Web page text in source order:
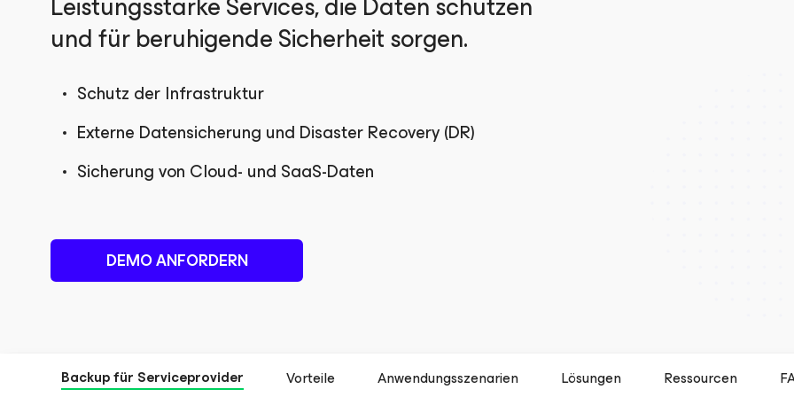
und für beruhigende Sicherheit sorgen.
Schutz der Infrastruktur
Externe Datensicherung und Disaster Recovery (DR)
Sicherung von Cloud- und SaaS-Daten
DEMO ANFORDERN
Backup für Serviceprovider Vorteile Anwendungsszenarien Lösungen Ressourcen